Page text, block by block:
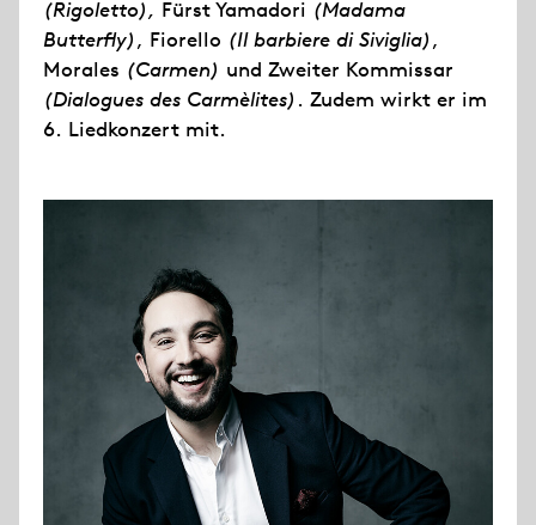
(Rigoletto), Fürst Yamadori (Madama
Butterfly), Fiorello (Il barbiere di Siviglia),
Morales (Carmen) und Zweiter Kommissar
(Dialogues des Carmèlites) . Zudem wirkt er im
6. Liedkonzert mit.